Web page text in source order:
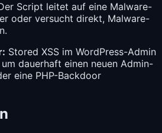
Script leitet auf eine Malware-
oder versucht direkt, Malware-
Stored XSS im WordPress-Admin
dauerhaft einen neuen Admin-
eine PHP-Backdoor